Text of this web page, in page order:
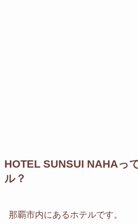
HOTEL SUNSUI NAHAっ
ル？
那覇市内にあるホテルです。